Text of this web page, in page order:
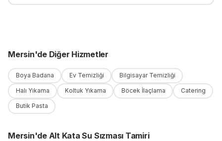
Mersin'deDiğer Hizmetler
Boya Badana Ev Temizliği Bilgisayar Temizliği
Halı Yıkama Koltuk Yıkama Böcek İlaçlama Catering
Butik Pasta
Mersin'de Alt Kata Su Sızması Tamiri